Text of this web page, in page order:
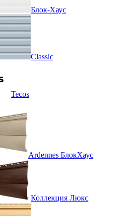
Блок-Хаус
Classic
Tecos
Ardennes БлокХаус
Коллекция Люкс